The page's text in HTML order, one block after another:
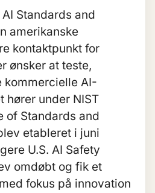
Standards and
amerikanske
kontaktpunkt for
ønsker at teste,
kommercielle AI-
hører under NIST
of Standards and
etableret i juni
U.S. AI Safety
omdøbt og fik et
fokus på innovation